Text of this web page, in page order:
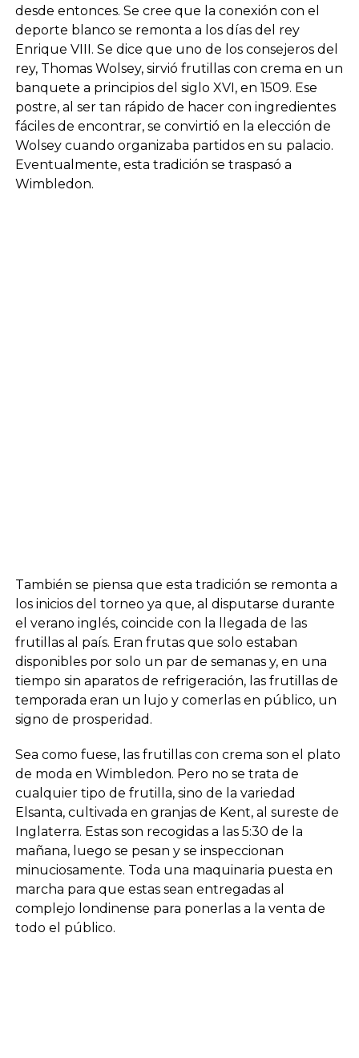
desde entonces. Se cree que la conexión con el
deporte blanco se remonta a los días del rey
Enrique VIII. Se dice que uno de los consejeros del
rey, Thomas Wolsey, sirvió frutillas con crema en un
banquete a principios del siglo XVI, en 1509. Ese
postre, al ser tan rápido de hacer con ingredientes
fáciles de encontrar, se convirtió en la elección de
Wolsey cuando organizaba partidos en su palacio.
Eventualmente, esta tradición se traspasó a
Wimbledon.
También se piensa que esta tradición se remonta a
los inicios del torneo ya que, al disputarse durante
el verano inglés, coincide con la llegada de las
frutillas al país. Eran frutas que solo estaban
disponibles por solo un par de semanas y, en una
tiempo sin aparatos de refrigeración, las frutillas de
temporada eran un lujo y comerlas en público, un
signo de prosperidad.
Sea como fuese, las frutillas con crema son el plato
de moda en Wimbledon. Pero no se trata de
cualquier tipo de frutilla, sino de la variedad
Elsanta, cultivada en granjas de Kent, al sureste de
Inglaterra. Estas son recogidas a las 5:30 de la
mañana, luego se pesan y se inspeccionan
minuciosamente. Toda una maquinaria puesta en
marcha para que estas sean entregadas al
complejo londinense para ponerlas a la venta de
todo el público.